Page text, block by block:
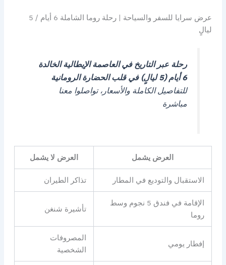
عرض سرايا للسفر والسياحة | رحلة روما الشاملة 6 أيام / 5
ليالٍ
رحلة عبر التاريخ في العاصمة الإيطالية الخالدة
6 أيام (5 ليالٍ) في قلب الحضارة الرومانية
للتفاصيل الكاملة والأسعار، تواصلوا معنا
مباشرة
العرض يشمل العرض لا يشمل
الاستقبال والتوديع في المطار تذاكر الطيران
الإقامة في فندق 5 نجوم وسط
روما
تأشيرة شنغن
إفطار يومي
المصروفات
الشخصية